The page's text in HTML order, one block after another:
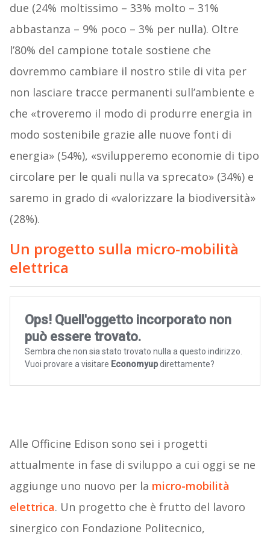
due (24% moltissimo – 33% molto – 31%
abbastanza – 9% poco – 3% per nulla). Oltre
l’80% del campione totale sostiene che
dovremmo cambiare il nostro stile di vita per
non lasciare tracce permanenti sull’ambiente e
che «troveremo il modo di produrre energia in
modo sostenibile grazie alle nuove fonti di
energia» (54%), «svilupperemo economie di tipo
circolare per le quali nulla va sprecato» (34%) e
saremo in grado di «valorizzare la biodiversità»
(28%).
Un progetto sulla micro-mobilità
elettrica
Alle Officine Edison sono sei i progetti
attualmente in fase di sviluppo a cui oggi se ne
aggiunge uno nuovo per la micro-mobilità
elettrica. Un progetto che è frutto del lavoro
sinergico con Fondazione Politecnico,